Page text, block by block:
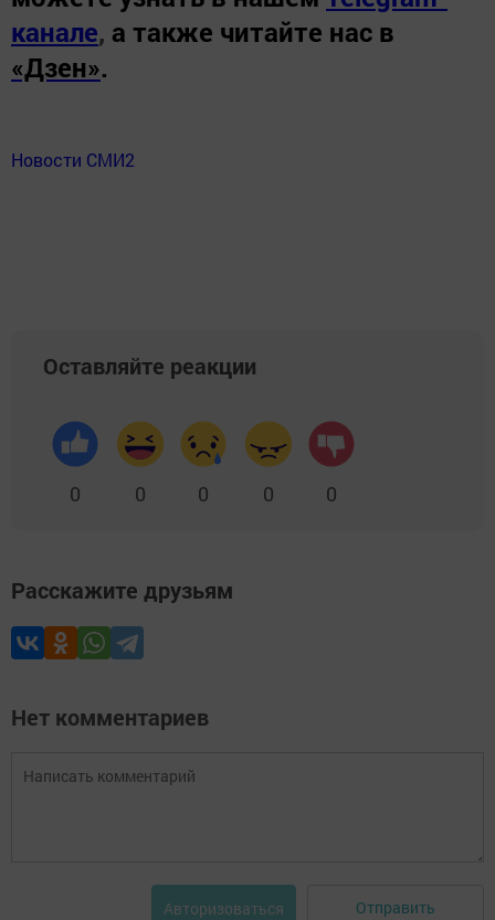
канале, а также читайте нас в
«Дзен».
Новости СМИ2
Оставляйте реакции
0 0 0 0 0
Расскажите друзьям
Нет комментариев
Авторизоваться Отправить